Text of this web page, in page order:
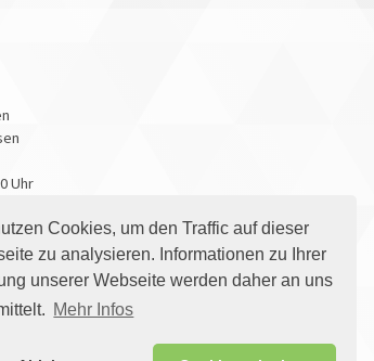
Cookies, um den Traffic auf dieser
zu analysieren. Informationen zu Ihrer
unserer Webseite werden daher an uns
Mehr Infos
Uhr
Uhr